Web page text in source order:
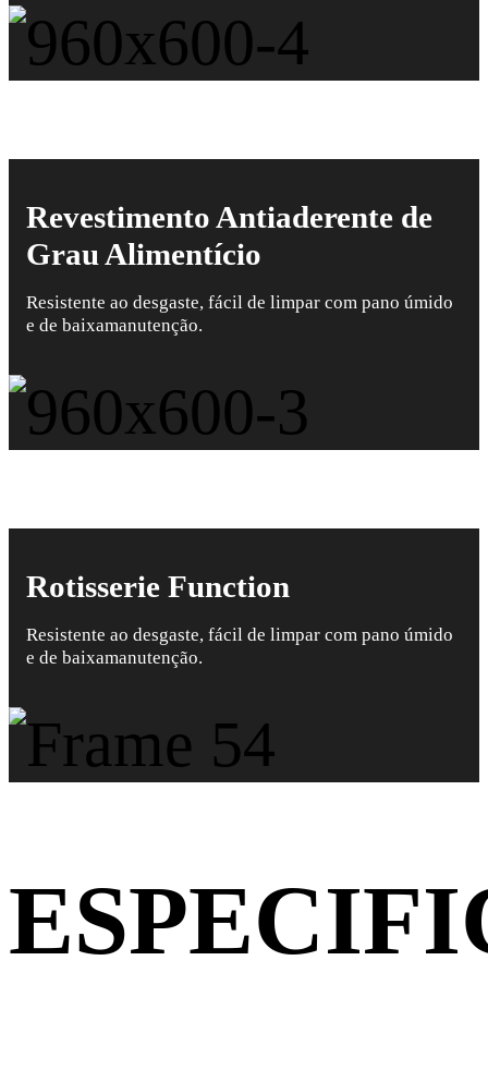
Revestimento Antiaderente de
Grau Alimentício
Resistente ao desgaste, fácil de limpar com pano úmido
e de baixamanutenção.
Rotisserie Function
Resistente ao desgaste, fácil de limpar com pano úmido
e de baixamanutenção.